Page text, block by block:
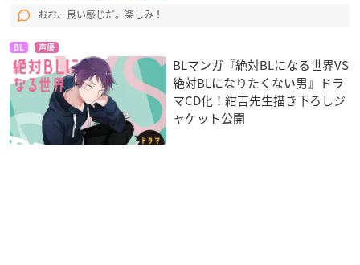
おお、良い感じだ。楽しみ！
BL 声優
BLマンガ『絶対BLになる世界VS
絶対BLになりたくない男』ドラ
マCD化！紺吉先生描き下ろしジ
ャケット公開